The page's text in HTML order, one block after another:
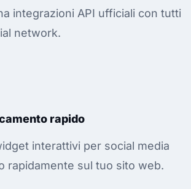
integrazioni API ufficiali con tutti
network.
rapido
interattivi per social media
rapidamente sul tuo sito web.